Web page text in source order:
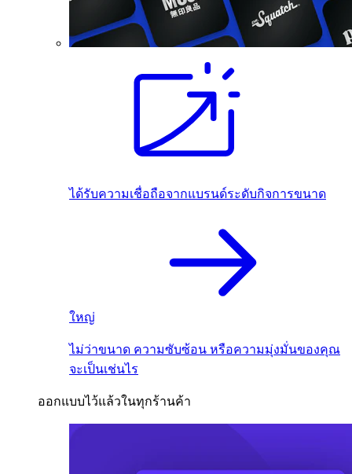
ได้รับความเชื่อถือจากแบรนด์ระดับกิจการขนาด
ใหญ่
ไม่ว่าขนาด ความซับซ้อน หรือความมุ่งมั่นของคุณ
จะเป็นเช่นไร
ออกแบบไว้แล้วในทุกร้านค้า